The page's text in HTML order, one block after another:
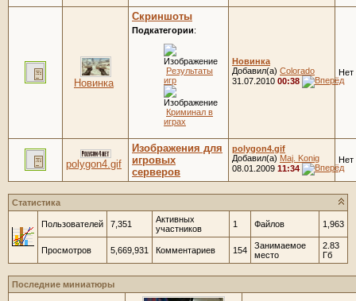
Новинка
Скриншоты
Подкатегории:
Результаты
игр
Криминал в
играх
Новинка
Добавил(а) Colorado
31.07.2010 00:38
Нет
polygon4.gif
Изображения для
игровых
серверов
polygon4.gif
Добавил(а) Maj. Konig
08.01.2009 11:34
Нет
Статистика
Пользователей 7,351
Активных
участников
1 Файлов 1,963
Просмотров 5,669,931 Комментариев 154
Занимаемое
место
2.83
Гб
Последние миниатюры